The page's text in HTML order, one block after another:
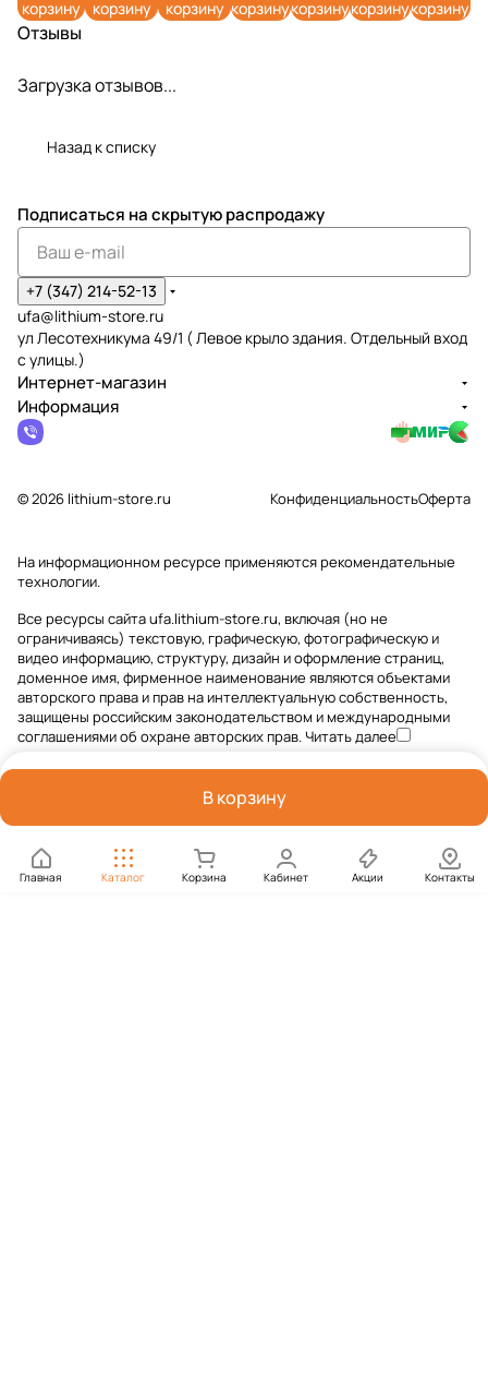
корзину корзину корзину корзинукорзинукорзинукорзину
Отзывы
Загрузка отзывов...
Назад к списку
В корзину
Главная Каталог Корзина Кабинет Акции Контакты
Подписаться на скрытую распродажу
+7 (347) 214-52-13
ufa@lithium-store.ru
ул Лесотехникума 49/1 ( Левое крыло здания. Отдельный вход
с улицы.)
Интернет-магазин
Информация
© 2026 lithium-store.ru КонфиденциальностьОферта
На информационном ресурсе применяютсярекомендательные
технологии.
Все ресурсы сайта ufa.lithium-store.ru, включая (но не
ограничиваясь) текстовую, графическую, фотографическую и
видео информацию, структуру, дизайн и оформление страниц,
доменное имя, фирменное наименование являются объектами
авторского права и прав на интеллектуальную собственность,
защищены российским законодательством и международными
соглашениями об охране авторских прав.Читать далее